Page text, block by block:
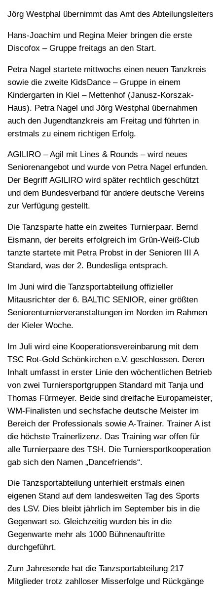
Jörg Westphal übernimmt das Amt des Abteilungsleiters
Hans-Joachim und Regina Meier bringen die erste
Discofox – Gruppe freitags an den Start.
Petra Nagel startete mittwochs einen neuen Tanzkreis
sowie die zweite KidsDance – Gruppe in einem
Kindergarten in Kiel – Mettenhof (Janusz-Korszak-
Haus). Petra Nagel und Jörg Westphal übernahmen
auch den Jugendtanzkreis am Freitag und führten in
erstmals zu einem richtigen Erfolg.
AGILIRO – Agil mit Lines & Rounds – wird neues
Seniorenangebot und wurde von Petra Nagel erfunden.
Der Begriff AGILIRO wird später rechtlich geschützt
und dem Bundesverband für andere deutsche Vereins
zur Verfügung gestellt.
Die Tanzsparte hatte ein zweites Turnierpaar. Bernd
Eismann, der bereits erfolgreich im Grün-Weiß-Club
tanzte startete mit Petra Probst in der Senioren III A
Standard, was der 2. Bundesliga entsprach.
Im Juni wird die Tanzsportabteilung offizieller
Mitausrichter der 6. BALTIC SENIOR, einer größten
Seniorenturnierveranstaltungen im Norden im Rahmen
der Kieler Woche.
Im Juli wird eine Kooperationsvereinbarung mit dem
TSC Rot-Gold Schönkirchen e.V. geschlossen. Deren
Inhalt umfasst in erster Linie den wöchentlichen Betrieb
von zwei Turniersportgruppen Standard mit Tanja und
Thomas Fürmeyer. Beide sind dreifache Europameister,
WM-Finalisten und sechsfache deutsche Meister im
Bereich der Professionals sowie A-Trainer. Trainer A ist
die höchste Trainerlizenz. Das Training war offen für
alle Turnierpaare des TSH. Die Turniersportkooperation
gab sich den Namen „Dancefriends“.
Die Tanzsportabteilung unterhielt erstmals einen
eigenen Stand auf dem landesweiten Tag des Sports
des LSV. Dies bleibt jährlich im September bis in die
Gegenwart so. Gleichzeitig wurden bis in die
Gegenwarte mehr als 1000 Bühnenauftritte
durchgeführt.
Zum Jahresende hat die Tanzsportabteilung 217
Mitglieder trotz zahlloser Misserfolge und Rückgänge